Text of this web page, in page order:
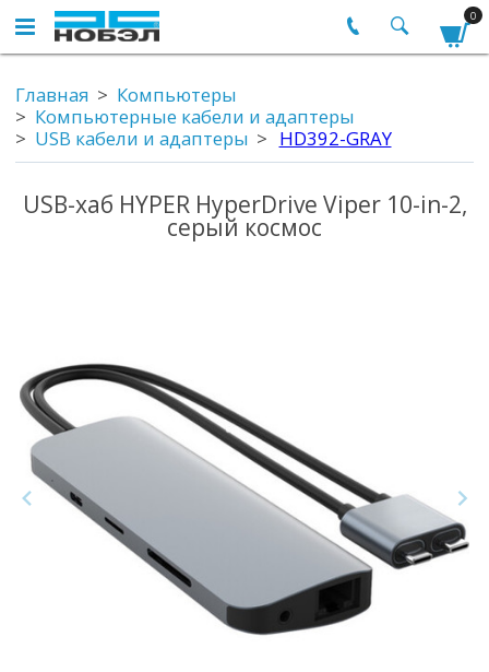
0
Главная
Компьютеры
Компьютерные кабели и адаптеры
USB кабели и адаптеры
HD392-GRAY
USB-хаб HYPER HyperDrive Viper 10-in-2,
серый космос